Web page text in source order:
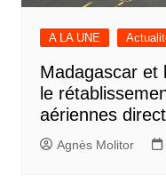
A LA UNE
Madagascar et
le
aériennes
Agnès Molitor